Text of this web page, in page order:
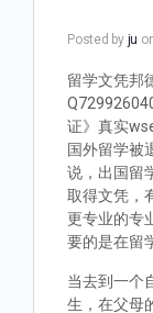
Posted by ju
留学文凭邦
证》真实
国外留学被
说，出国留
取得文凭，
更专业的专
要的是在留
当去到一个
生，在父母